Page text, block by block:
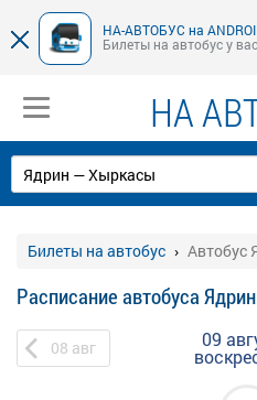
НА-АВТОБУС на
Билеты на автобус у
НА
Билеты на автобус Автобус
Расписание автобуса
08 авг 09